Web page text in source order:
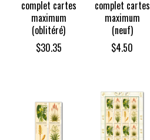
complet cartes
maximum
(oblitéré)
$30.35
complet cartes
maximum
(neuf)
$4.50